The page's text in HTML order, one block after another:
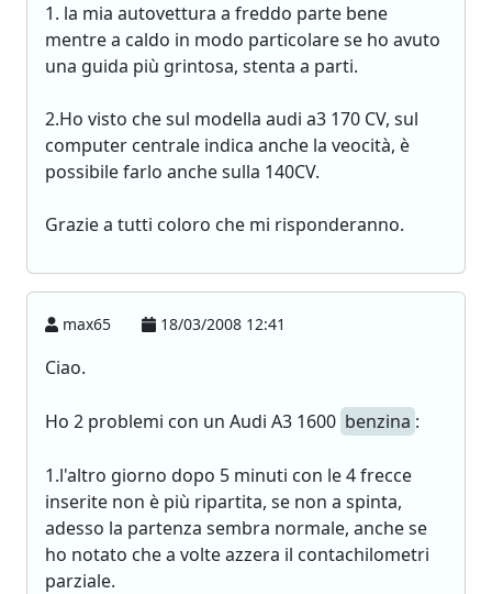
1. la mia autovettura a freddo parte bene
mentre a caldo in modo particolare se ho avuto
una guida più grintosa, stenta a parti.
2.Ho visto che sul modella audi a3 170 CV, sul
computer centrale indica anche la veocità, è
possibile farlo anche sulla 140CV.
Grazie a tutti coloro che mi risponderanno.
max65 18/03/2008 12:41
Ciao.
Ho 2 problemi con un Audi A3 1600 benzina :
1.l'altro giorno dopo 5 minuti con le 4 frecce
inserite non è più ripartita, se non a spinta,
adesso la partenza sembra normale, anche se
ho notato che a volte azzera il contachilometri
parziale.